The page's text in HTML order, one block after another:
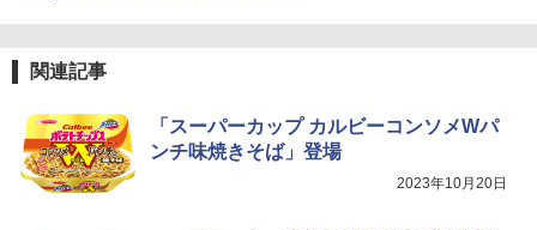
らし ファミリー
￥34,266
関連記事
「スーパーカップ カルビーコンソメWパ
ンチ味焼きそば」登場
2023年10月20日